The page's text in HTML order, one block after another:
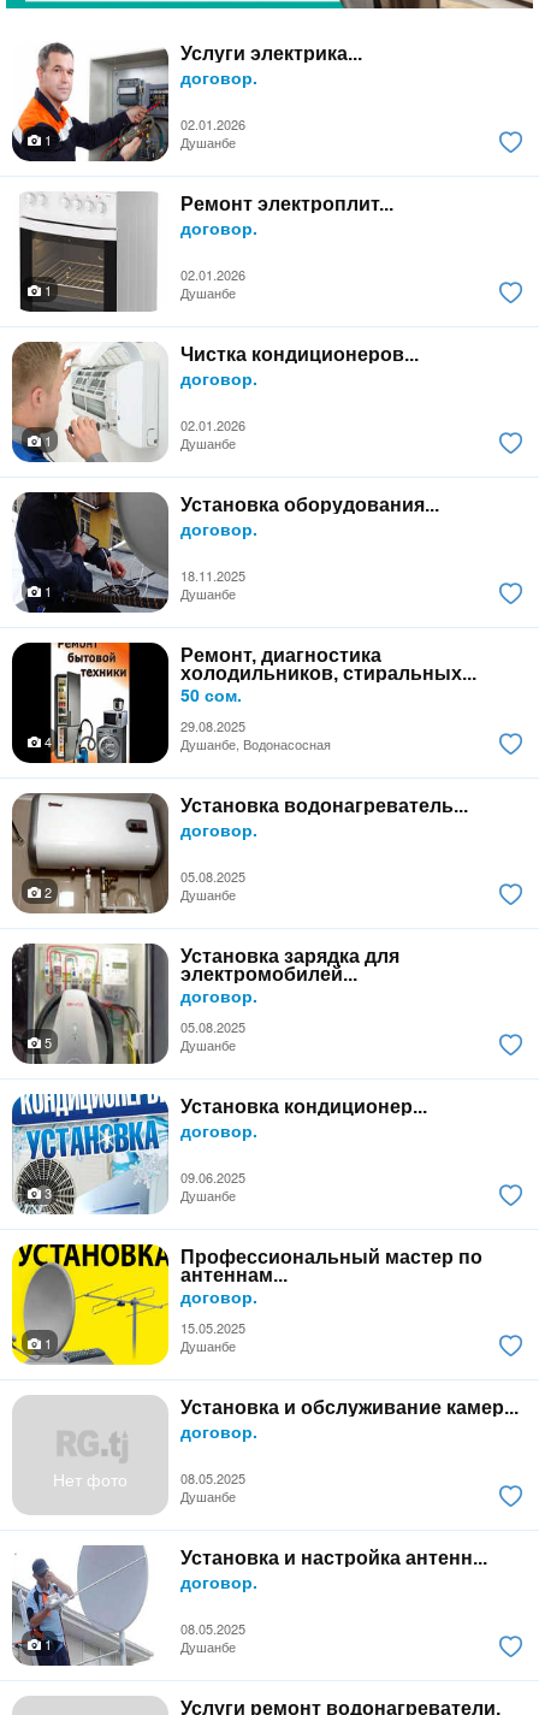
Услуги электрика...
договор.
02.01.2026
1
Душанбе
Ремонт электроплит...
договор.
02.01.2026
1
Душанбе
Чистка кондиционеров...
договор.
02.01.2026
1
Душанбе
Установка оборудования...
договор.
18.11.2025
1
Душанбе
Ремонт, диагностика
холодильников, стиральных...
50 сом.
29.08.2025
4
Душанбе, Водонасосная
Установка водонагреватель...
договор.
05.08.2025
2
Душанбе
Установка зарядка для
электромобилей...
договор.
05.08.2025
5
Душанбе
Установка кондиционер...
договор.
09.06.2025
3
Душанбе
Профессиональный мастер по
антеннам...
договор.
15.05.2025
1
Душанбе
Нет фото
Установка и обслуживание камер...
договор.
08.05.2025
Душанбе
Установка и настройка антенн...
договор.
08.05.2025
1
Душанбе
Услуги ремонт водонагреватели,